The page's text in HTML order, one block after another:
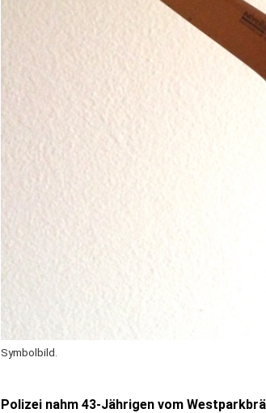
Symbolbild.
Polizei nahm 43-Jährigen vom